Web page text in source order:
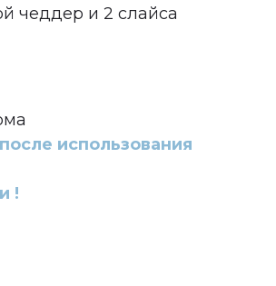
чеддер и 2 слайса
использования
!